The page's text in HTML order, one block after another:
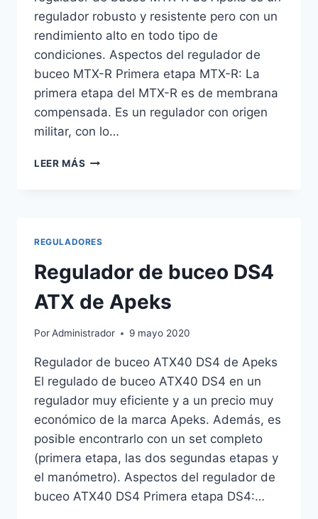
regulador robusto y resistente pero con un
rendimiento alto en todo tipo de
condiciones. Aspectos del regulador de
buceo MTX-R Primera etapa MTX-R: La
primera etapa del MTX-R es de membrana
compensada. Es un regulador con origen
militar, con lo…
LEER MÁS REGULADOR
REGULADORES
Regulador de buceo DS4
ATX de Apeks
PorAdministrador 9 mayo 2020
Regulador de buceo ATX40 DS4 de Apeks
El regulado de buceo ATX40 DS4 en un
regulador muy eficiente y a un precio muy
económico de la marca Apeks. Además, es
posible encontrarlo con un set completo
(primera etapa, las dos segundas etapas y
el manómetro). Aspectos del regulador de
buceo ATX40 DS4 Primera etapa DS4:…